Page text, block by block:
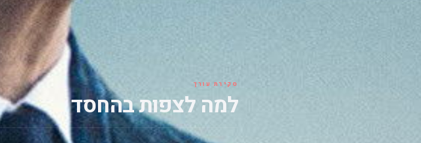
סקירת עורך
למה לצפות בהחסד